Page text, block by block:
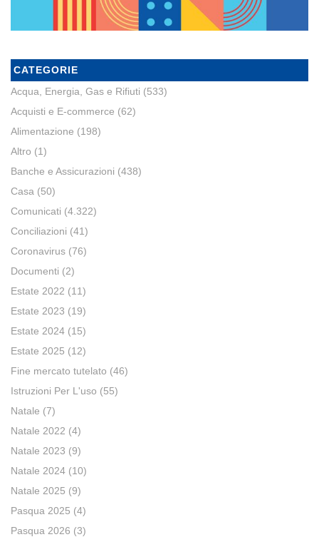
CATEGORIE
Acqua, Energia, Gas e Rifiuti (533)
Acquisti e E-commerce (62)
Alimentazione (198)
Altro (1)
Banche e Assicurazioni (438)
Casa (50)
Comunicati (4.322)
Conciliazioni (41)
Coronavirus (76)
Documenti (2)
Estate 2022 (11)
Estate 2023 (19)
Estate 2024 (15)
Estate 2025 (12)
Fine mercato tutelato (46)
Istruzioni Per L'uso (55)
Natale (7)
Natale 2022 (4)
Natale 2023 (9)
Natale 2024 (10)
Natale 2025 (9)
Pasqua 2025 (4)
Pasqua 2026 (3)